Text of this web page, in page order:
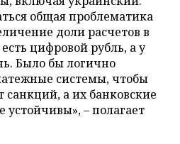
общая проблематика
доли расчетов в
цифровой рубль, а у
Было бы логично
системы, чтобы
санкций, а их банковские
– полагает